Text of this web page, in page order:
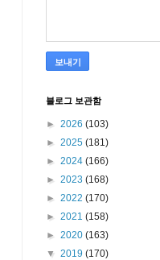
dfast_core/db/protein'
블로그 보관함
► 2026 (103)
► 2025 (181)
► 2024 (166)
► 2023 (168)
► 2022 (170)
► 2021 (158)
► 2020 (163)
▼ 2019 (170)